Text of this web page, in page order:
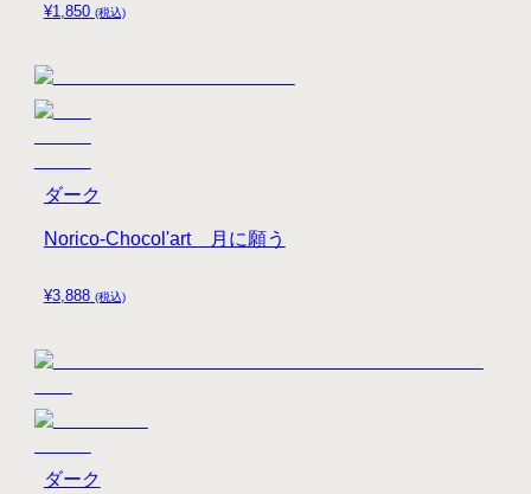
¥1,850 (税込)
¥3,888 (税込)
Norico-Chocol'art 月に願う
ダーク
ダーク